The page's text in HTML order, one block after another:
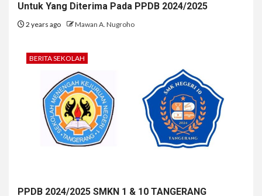
Untuk Yang Diterima Pada PPDB 2024/2025
2 years ago Mawan A. Nugroho
BERITA SEKOLAH
PPDB 2024/2025 SMKN 1 & 10 TANGERANG